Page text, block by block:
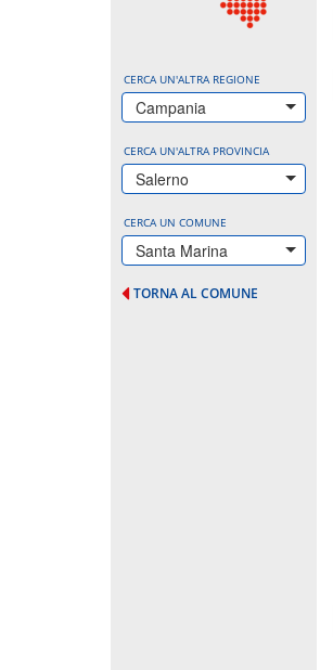
CERCA UN'ALTRA REGIONE
Campania
CERCA UN'ALTRA PROVINCIA
Salerno
CERCA UN COMUNE
Santa Marina
TORNA AL COMUNE